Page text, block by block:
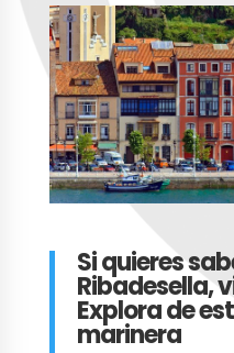
Si quieres
Ribadesella,
Explora de
marinera